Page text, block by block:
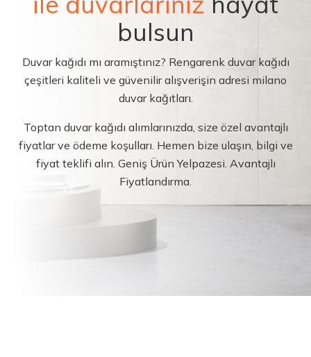
bulsun
Duvar kağıdı mı aramıştınız? Rengarenk duvar kağıdı
çeşitleri kaliteli ve güvenilir alışverişin adresi milano
duvar kağıtları.
Toptan duvar kağıdı alımlarınızda, size özel avantajlı
fiyatlar ve ödeme koşulları. Hemen bize ulaşın, bilgi ve
fiyat teklifi alın. Geniş Ürün Yelpazesi. Avantajlı
Fiyatlandırma.